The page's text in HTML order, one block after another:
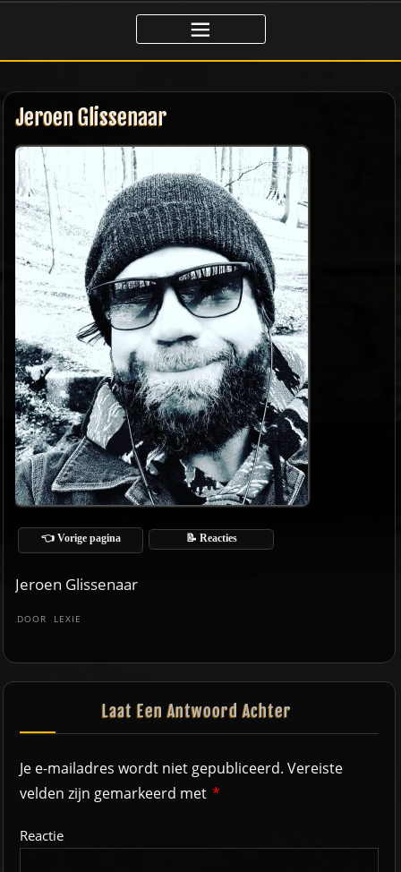
de
inhoud
Jeroen Glissenaar
👈 Vorige pagina 📝 Reacties
Jeroen Glissenaar
DOOR LEXIE
Laat Een Antwoord Achter
Je e-mailadres wordt niet gepubliceerd. Vereiste
velden zijn gemarkeerd met *
Reactie